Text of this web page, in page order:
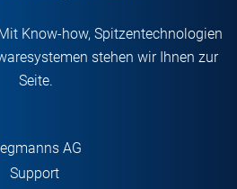
Know-how, Spitzentechnologien
stehen wir Ihnen zur
Seite.
AG
Support